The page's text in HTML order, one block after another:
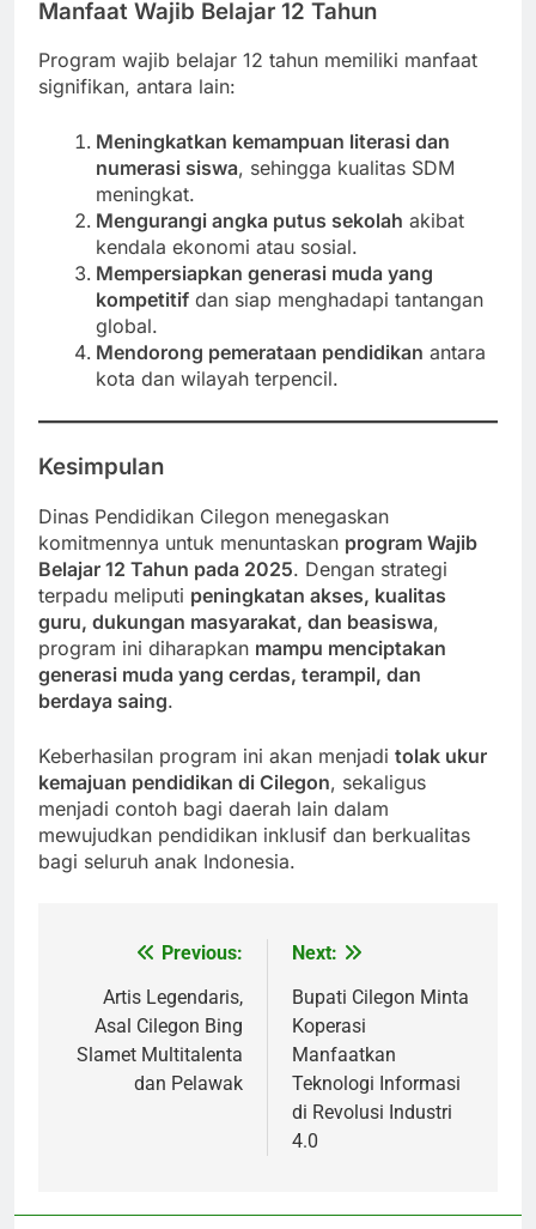
Manfaat Wajib Belajar 12 Tahun
Program wajib belajar 12 tahun memiliki manfaat
signifikan, antara lain:
Meningkatkan kemampuan literasi dan
numerasi siswa, sehingga kualitas SDM
meningkat.
Mengurangi angka putus sekolah akibat
kendala ekonomi atau sosial.
Mempersiapkan generasi muda yang
kompetitif dan siap menghadapi tantangan
global.
Mendorong pemerataan pendidikan antara
kota dan wilayah terpencil.
Kesimpulan
Dinas Pendidikan Cilegon menegaskan
komitmennya untuk menuntaskan program Wajib
Belajar 12 Tahun pada 2025. Dengan strategi
terpadu meliputi peningkatan akses, kualitas
guru, dukungan masyarakat, dan beasiswa,
program ini diharapkan mampu menciptakan
generasi muda yang cerdas, terampil, dan
berdaya saing.
Keberhasilan program ini akan menjadi tolak ukur
kemajuan pendidikan di Cilegon, sekaligus
menjadi contoh bagi daerah lain dalam
mewujudkan pendidikan inklusif dan berkualitas
bagi seluruh anak Indonesia.
navigation
Previous:
Artis Legendaris,
Asal Cilegon Bing
Slamet Multitalenta
dan Pelawak
Next:
Bupati Cilegon Minta
Koperasi
Manfaatkan
Teknologi Informasi
di Revolusi Industri
4.0